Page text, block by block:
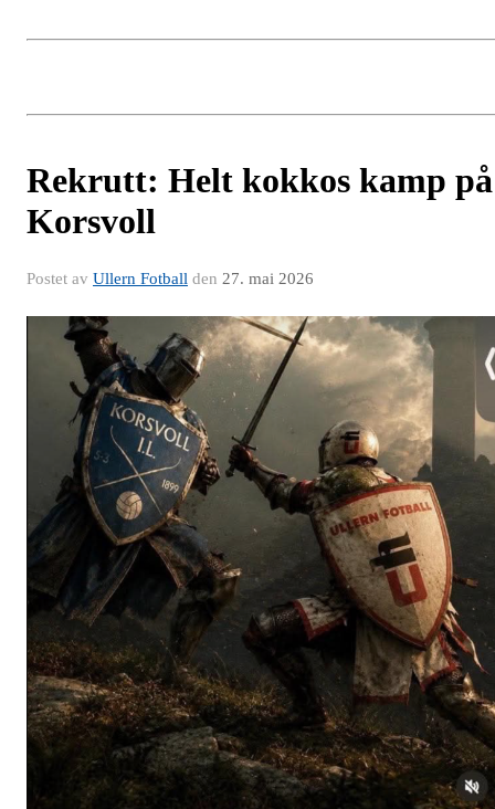
Rekrutt: Helt kokkos kamp på
Korsvoll
Postet av Ullern Fotball den 27. mai 2026